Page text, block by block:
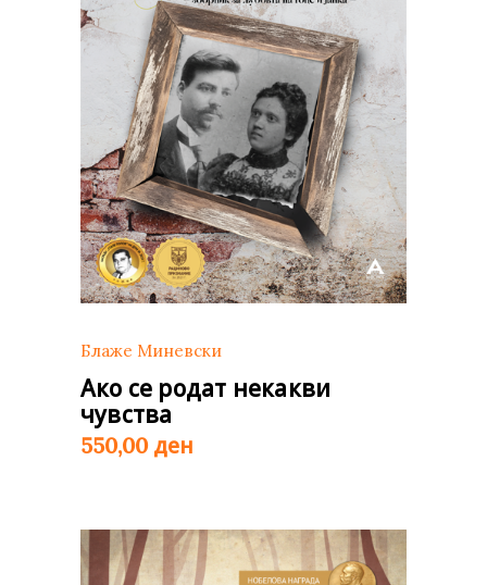
Блаже Миневски
Ако се родат некакви
чувства
550,00 ден